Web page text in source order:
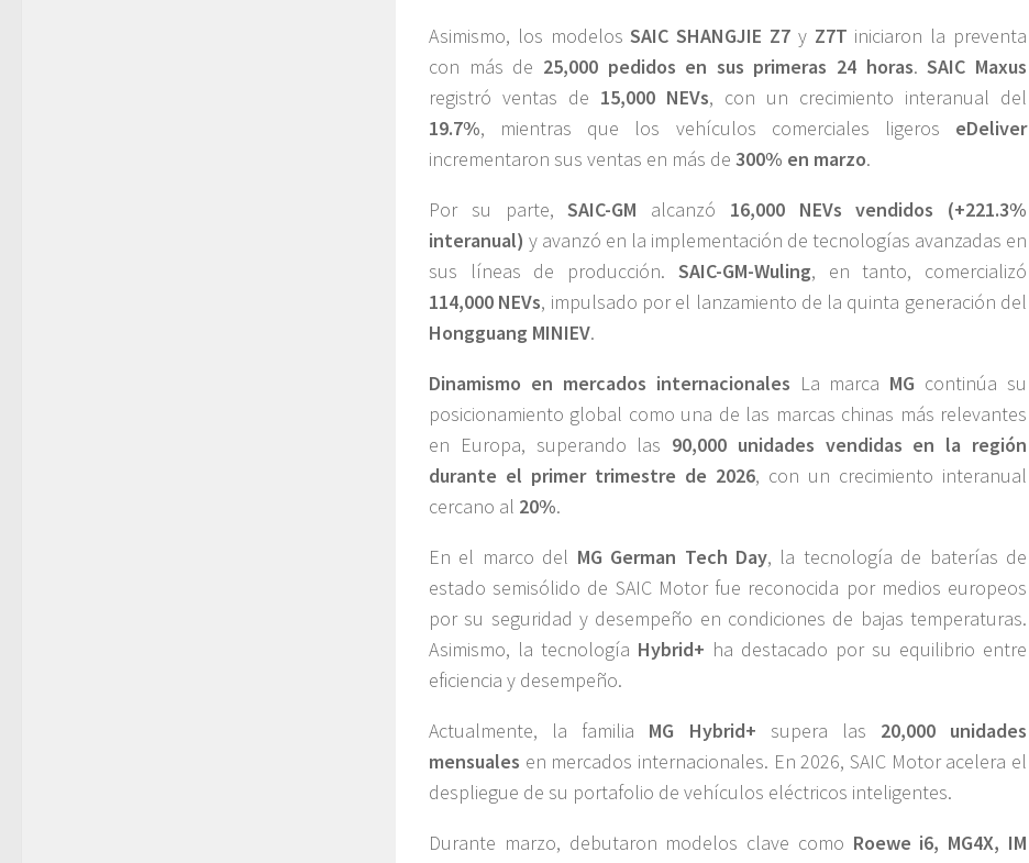
Asimismo, los modelosSAIC SHANGJIE Z7 y Z7T iniciaron la preventa
con más de 25,000 pedidos en sus primeras 24 horas.SAIC Maxus
registró ventas de 15,000 NEVs, con un crecimiento interanual del
19.7%, mientras que los vehículos comerciales ligeros eDeliver
incrementaron sus ventas en más de 300% en marzo.
Por su parte,SAIC-GM alcanzó 16,000 NEVs vendidos (+221.3%
interanual) y avanzó en la implementación de tecnologías avanzadas en
sus líneas de producción. SAIC-GM-Wuling, en tanto, comercializó
114,000 NEVs, impulsado por el lanzamiento de la quinta generación del
Hongguang MINIEV.
Dinamismo en mercados internacionales La marca MG continúa su
posicionamiento global como una de las marcas chinas más relevantes
en Europa, superando las 90,000 unidades vendidas en la región
durante el primer trimestre de 2026, con un crecimiento interanual
cercano al 20%.
En el marco del MG German Tech Day, la tecnología de baterías de
estado semisólido de SAIC Motor fue reconocida por medios europeos
por su seguridad y desempeño en condiciones de bajas temperaturas.
Asimismo, la tecnología Hybrid+ ha destacado por su equilibrio entre
eficiencia y desempeño.
Actualmente, la familia MG Hybrid+ supera las 20,000 unidades
mensuales en mercados internacionales. En 2026, SAIC Motor acelera el
despliegue de su portafolio de vehículos eléctricos inteligentes.
Durante marzo, debutaron modelos clave como Roewe i6, MG4X, IM